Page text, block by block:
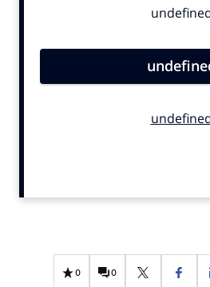
Contentmarketing
Effectiviteit
Gedragsverandering
0 0